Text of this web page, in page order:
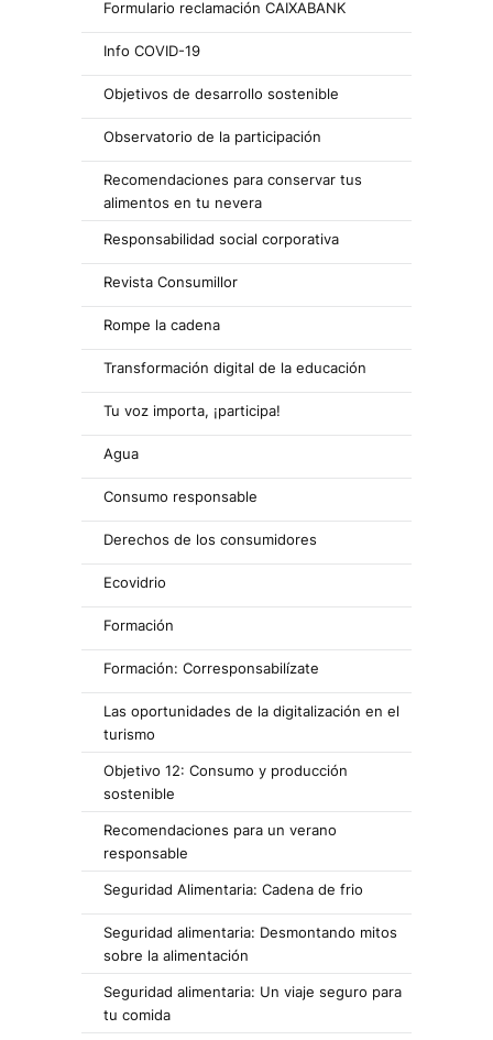
Formulario reclamación CAIXABANK
Info COVID-19
Objetivos de desarrollo sostenible
Observatorio de la participación
Recomendaciones para conservar tus
alimentos en tu nevera
Responsabilidad social corporativa
Revista Consumillor
Rompe la cadena
Transformación digital de la educación
Tu voz importa, ¡participa!
Agua
Consumo responsable
Derechos de los consumidores
Ecovidrio
Formación
Formación: Corresponsabilízate
Las oportunidades de la digitalización en el
turismo
Objetivo 12: Consumo y producción
sostenible
Recomendaciones para un verano
responsable
Seguridad Alimentaria: Cadena de frio
Seguridad alimentaria: Desmontando mitos
sobre la alimentación
Seguridad alimentaria: Un viaje seguro para
tu comida